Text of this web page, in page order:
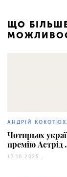
ЩО
АНДРІЙ
Чотирьох
премію Астрід
17.10.2025 -